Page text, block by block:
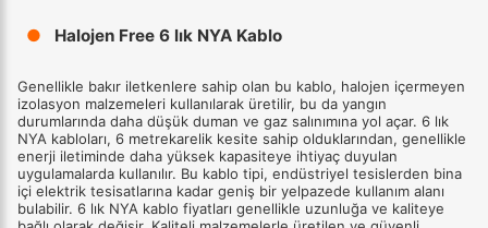
● Halojen Free 6 lık NYA Kablo
Genellikle bakır iletkenlere sahip olan bu kablo, halojen içermeyen
izolasyon malzemeleri kullanılarak üretilir, bu da yangın
durumlarında daha düşük duman ve gaz salınımına yol açar. 6 lık
NYA kabloları, 6 metrekarelik kesite sahip olduklarından, genellikle
enerji iletiminde daha yüksek kapasiteye ihtiyaç duyulan
uygulamalarda kullanılır. Bu kablo tipi, endüstriyel tesislerden bina
içi elektrik tesisatlarına kadar geniş bir yelpazede kullanım alanı
bulabilir. 6 lık NYA kablo fiyatları genellikle uzunluğa ve kaliteye